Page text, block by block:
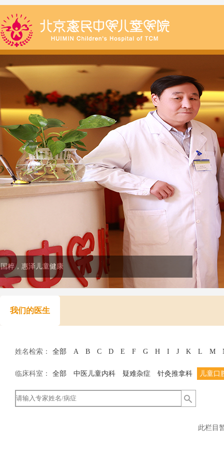
粹，惠泽儿童健康
我们的医生
姓名检索： 全部 A B C D E F G H I J K L M
临床科室： 全部 中医儿童内科 疑难杂症 针灸推拿科 儿童口
此栏目